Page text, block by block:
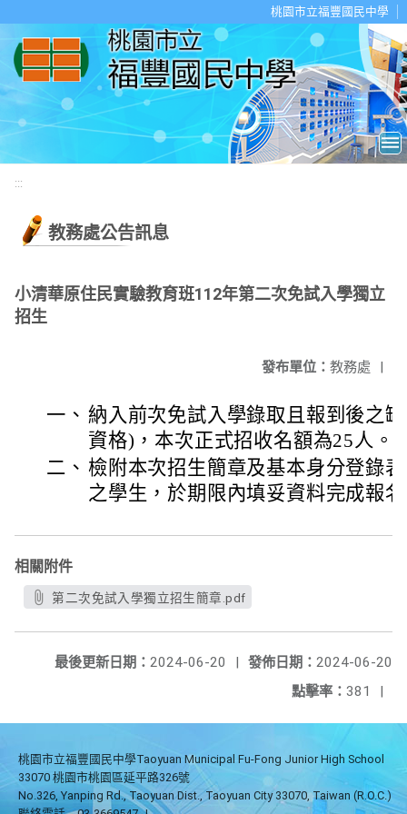
桃園市立福豐國民中學
:::
教務處公告訊息
小清華原住民實驗教育班112年第二次免試入學獨立
招生
發布單位： 教務處 |
一、 納入前次免試入學錄取且報到後之
資格)，本次正式招收名額為25人。
二、 檢附本次招生簡章及基本身分登錄
之學生，於期限內填妥資料完成報名
相關附件
第二次免試入學獨立招生簡章.pdf
發佈日期： 2024-06-20
最後更新日期： 2024-06-20
|
點擊率： 381 |
桃園市立福豐國民中學Taoyuan Municipal Fu-Fong Junior High School
33070 桃園市桃園區延平路326號
No.326, Yanping Rd., Taoyuan Dist., Taoyuan City 33070, Taiwan (R.O.C.)